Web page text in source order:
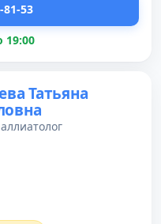
81-53
19:00
Татьяна